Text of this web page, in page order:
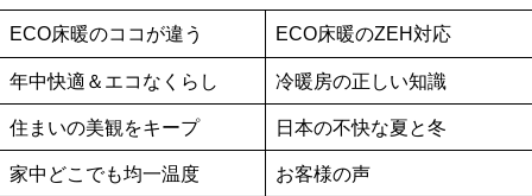
ECO床暖のココが違う
年中快適＆エコなくらし
住まいの美観をキープ
家中どこでも均一温度
ECO床暖のZEH対応
冷暖房の正しい知識
日本の不快な夏と冬
お客様の声